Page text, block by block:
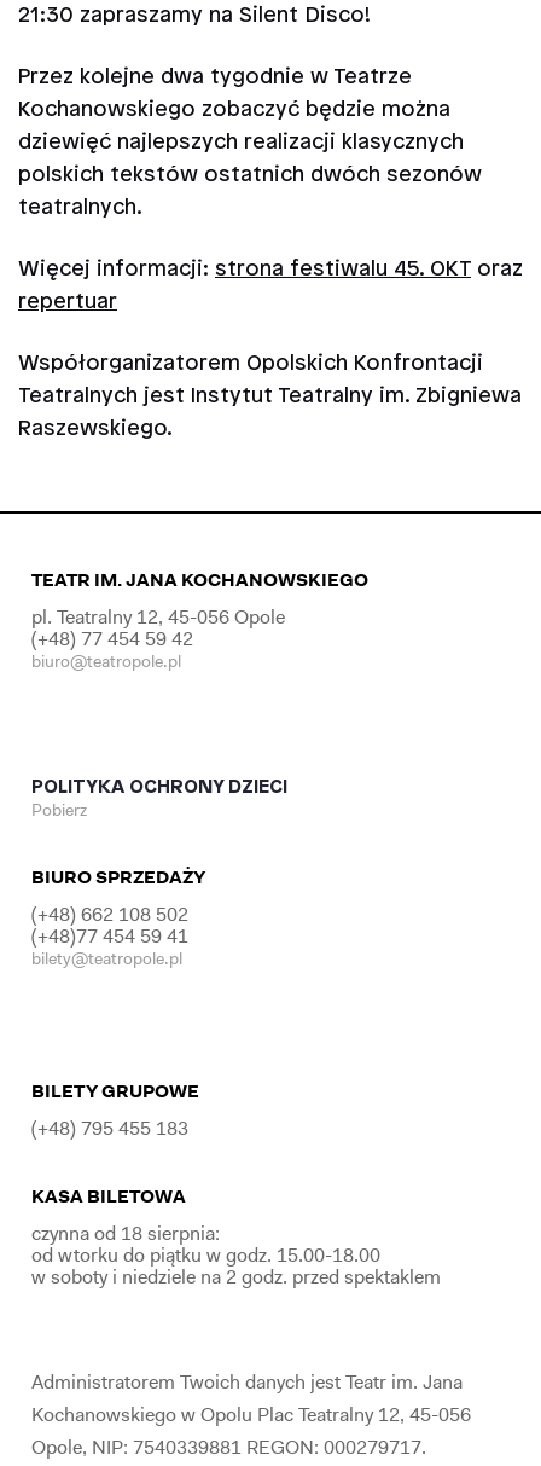
21:30 zapraszamy na Silent Disco!
Przez kolejne dwa tygodnie w Teatrze
Kochanowskiego zobaczyć będzie można
dziewięć najlepszych realizacji klasycznych
polskich tekstów ostatnich dwóch sezonów
teatralnych.
Więcej informacji: strona festiwalu 45. OKT oraz
repertuar
Współorganizatorem Opolskich Konfrontacji
Teatralnych jest Instytut Teatralny im. Zbigniewa
Raszewskiego.
TEATR IM. JANA KOCHANOWSKIEGO
pl. Teatralny 12, 45-056 Opole
(+48) 77 454 59 42
biuro@teatropole.pl
POLITYKA OCHRONY DZIECI
Pobierz
BIURO SPRZEDAŻY
(+48) 662 108 502
(+48)77 454 59 41
bilety@teatropole.pl
BILETY GRUPOWE
(+48) 795 455 183
KASA BILETOWA
czynna od 18 sierpnia:
od wtorku do piątku w godz. 15.00-18.00
w soboty i niedziele na 2 godz. przed spektaklem
Administratorem Twoich danych jest Teatr im. Jana
Kochanowskiego w Opolu Plac Teatralny 12, 45-056
Opole, NIP: 7540339881 REGON: 000279717.